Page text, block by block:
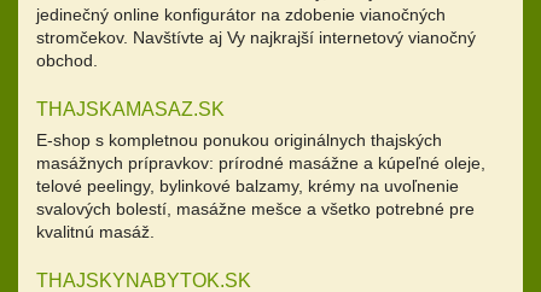
jedinečný online konfigurátor na zdobenie vianočných
stromčekov. Navštívte aj Vy najkrajší internetový vianočný
obchod.
THAJSKAMASAZ.SK
E-shop s kompletnou ponukou originálnych thajských
masážnych prípravkov: prírodné masážne a kúpeľné oleje,
telové peelingy, bylinkové balzamy, krémy na uvoľnenie
svalových bolestí, masážne mešce a všetko potrebné pre
kvalitnú masáž.
THAJSKYNABYTOK.SK